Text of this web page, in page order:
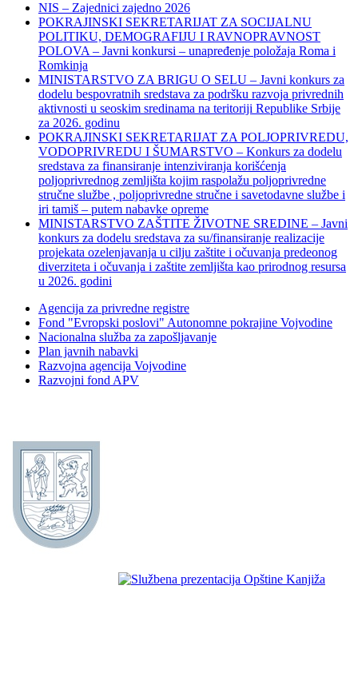
NIS – Zajednici zajedno 2026
POKRAJINSKI SEKRETARIJAT ZA SOCIJALNU
POLITIKU, DEMOGRAFIJU I RAVNOPRAVNOST
POLOVA – Javni konkursi – unapređenje položaja Roma i
Romkinja
MINISTARSTVO ZA BRIGU O SELU – Javni konkurs za
dodelu bespovratnih sredstava za podršku razvoja privrednih
aktivnosti u seoskim sredinama na teritoriji Republike Srbije
za 2026. godinu
POKRAJINSKI SEKRETARIJAT ZA POLJOPRIVREDU,
VODOPRIVREDU I ŠUMARSTVO – Konkurs za dodelu
sredstava za finansiranje intenziviranja korišćenja
poljoprivrednog zemljišta kojim raspolažu poljoprivredne
stručne službe , poljoprivredne stručne i savetodavne službe i
iri tamiš ‒ putem nabavke opreme
MINISTARSTVO ZAŠTITE ŽIVOTNE SREDINE – Javni
konkurs za dodelu sredstava za su/finansiranje realizacije
projekata ozelenjavanja u cilju zaštite i očuvanja predeonog
diverziteta i očuvanja i zaštite zemljišta kao prirodnog resursa
u 2026. godini
Agencija za privredne registre
Fond "Evropski poslovi" Autonomne pokrajine Vojvodine
Nacionalna služba za zapošljavanje
Plan javnih nabavki
Razvojna agencija Vojvodine
Razvojni fond APV